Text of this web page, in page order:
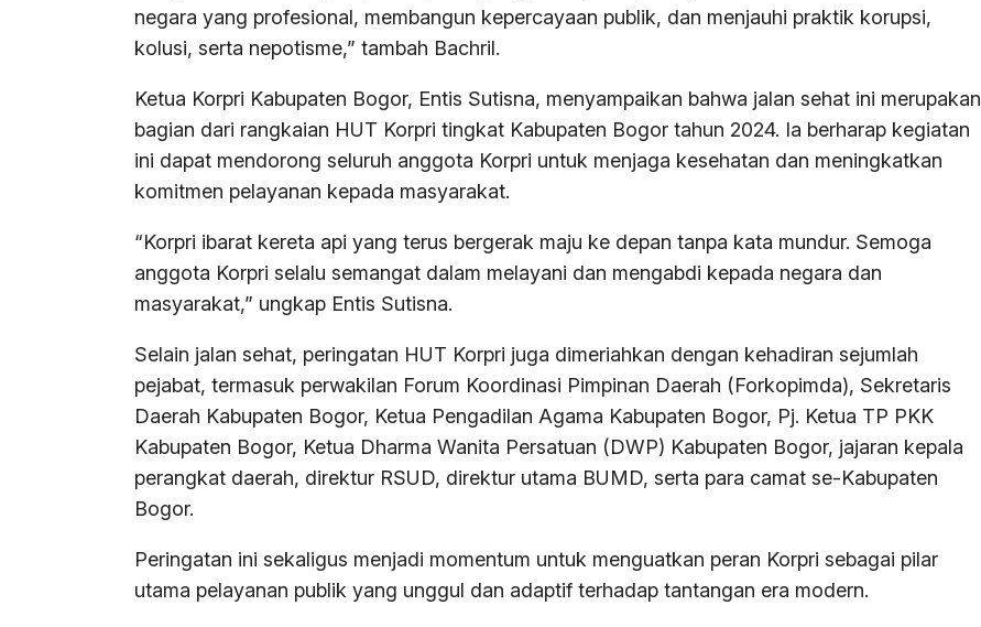
negara yang profesional, membangun kepercayaan publik, dan menjauhi praktik korupsi,
kolusi, serta nepotisme,” tambah Bachril.
Ketua Korpri Kabupaten Bogor, Entis Sutisna, menyampaikan bahwa jalan sehat ini merupakan
bagian dari rangkaian HUT Korpri tingkat Kabupaten Bogor tahun 2024. Ia berharap kegiatan
ini dapat mendorong seluruh anggota Korpri untuk menjaga kesehatan dan meningkatkan
komitmen pelayanan kepada masyarakat.
“Korpri ibarat kereta api yang terus bergerak maju ke depan tanpa kata mundur. Semoga
anggota Korpri selalu semangat dalam melayani dan mengabdi kepada negara dan
masyarakat,” ungkap Entis Sutisna.
Selain jalan sehat, peringatan HUT Korpri juga dimeriahkan dengan kehadiran sejumlah
pejabat, termasuk perwakilan Forum Koordinasi Pimpinan Daerah (Forkopimda), Sekretaris
Daerah Kabupaten Bogor, Ketua Pengadilan Agama Kabupaten Bogor, Pj. Ketua TP PKK
Kabupaten Bogor, Ketua Dharma Wanita Persatuan (DWP) Kabupaten Bogor, jajaran kepala
perangkat daerah, direktur RSUD, direktur utama BUMD, serta para camat se-Kabupaten
Bogor.
Peringatan ini sekaligus menjadi momentum untuk menguatkan peran Korpri sebagai pilar
utama pelayanan publik yang unggul dan adaptif terhadap tantangan era modern.